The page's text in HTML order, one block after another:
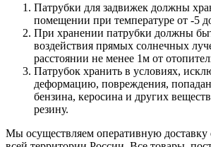
Патрубки для задвижек должны
помещении при температуре от -5
При хранении патрубки должны
воздействия прямых солнечных
расстоянии не менее 1м от
Патрубок хранить в условиях,
деформацию, повреждения,
бензина, керосина и других
резину.
Мы осуществляем оперативную